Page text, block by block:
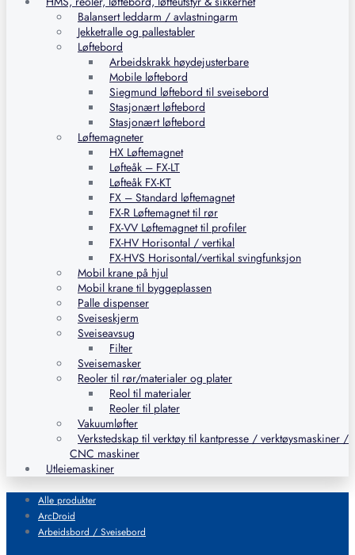
Balansert leddarm / avlastningarm
Jekketralle og pallestabler
Løftebord
Arbeidskrakk høydejusterbare
Mobile løftebord
Siegmund løftebord til sveisebord
Stasjonært løftebord
Stasjonært løftebord
Løftemagneter
HX Løftemagnet
Løfteåk – FX-LT
Løfteåk FX-KT
FX – Standard løftemagnet
FX-R Løftemagnet til rør
FX-VV Løftemagnet til profiler
FX-HV Horisontal / vertikal
FX-HVS Horisontal/vertikal svingfunksjon
Mobil krane på hjul
Mobil krane til byggeplassen
Palle dispenser
Sveiseskjerm
Sveiseavsug
Filter
Sveisemasker
Reoler til rør/materialer og plater
Reol til materialer
Reoler til plater
Vakuumløfter
Verkstedskap til verktøy til kantpresse / verktøysmaskiner /
CNC maskiner
Utleiemaskiner
Alle produkter
ArcDroid
Arbeidsbord / Sveisebord